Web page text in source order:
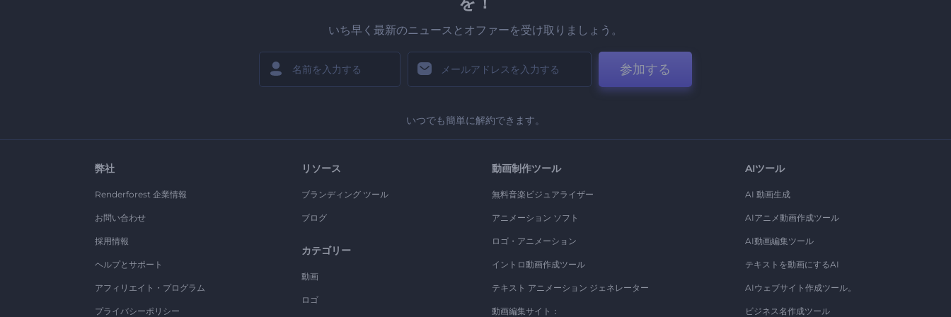
いち早く最新のニュースとオファーを受け取りましょう。
参加する
いつでも簡単に解約できます。
弊社
Renderforest 企業情報
お問い合わせ
採用情報
ヘルプとサポート
アフィリエイト・プログラム
プライバシーポリシー
リソース
ブランディング ツール
ブログ
カテゴリー
動画
ロゴ
動画制作ツール
無料音楽ビジュアライザー
アニメーション ソフト
ロゴ・アニメーション
イントロ動画作成ツール
テキスト アニメーション ジェネレーター
動画編集サイト：
AIツール
AI 動画生成
AIアニメ動画作成ツール
AI動画編集ツール
テキストを動画にするAI
AIウェブサイト作成ツール。
ビジネス名作成ツール